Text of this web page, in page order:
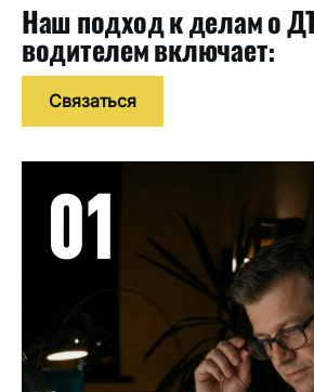
Наш подход к делам о
водителем включает:
Связаться
01